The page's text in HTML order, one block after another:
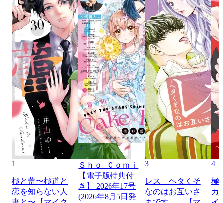
1
極と蕾〜極道と
恋を知らない人
2
Ｓｈｏ−Ｃｏｍｉ
【電子版特典付
き】 2026年17号
(2026年8月5日発
3
レス―ヘタくそ
なのはお互いさ
4
極
カ